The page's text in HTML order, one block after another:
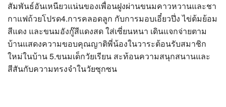
สัมพันธ์อันเหนียวแน่นของเพื่อนฝูงผ่านขนมคาวหวานและชา
กาแฟถ้วยโปรด4.การคลอดลูก กับการมอบเอี๋ยวปึ่ง ไข่ต้มย้อม
สีแดง และขนมอังกู๊สีแดงสด ใส่เซี่ยนหนา เดินแจกจ่ายตาม
บ้านแสดงความขอบคุณญาติพี่น้องในวาระต้อนรับสมาชิก
ใหม่ในบ้าน 5.ขนมเด็กวัยเรียน สะท้อนความสนุกสนานและ
สีสันกับความทรงจำในวัยซุกซน